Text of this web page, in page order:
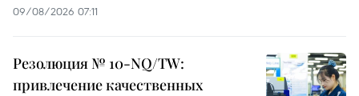
09/08/2026 07:11
Резолюция № 10-NQ/TW:
привлечение качественных